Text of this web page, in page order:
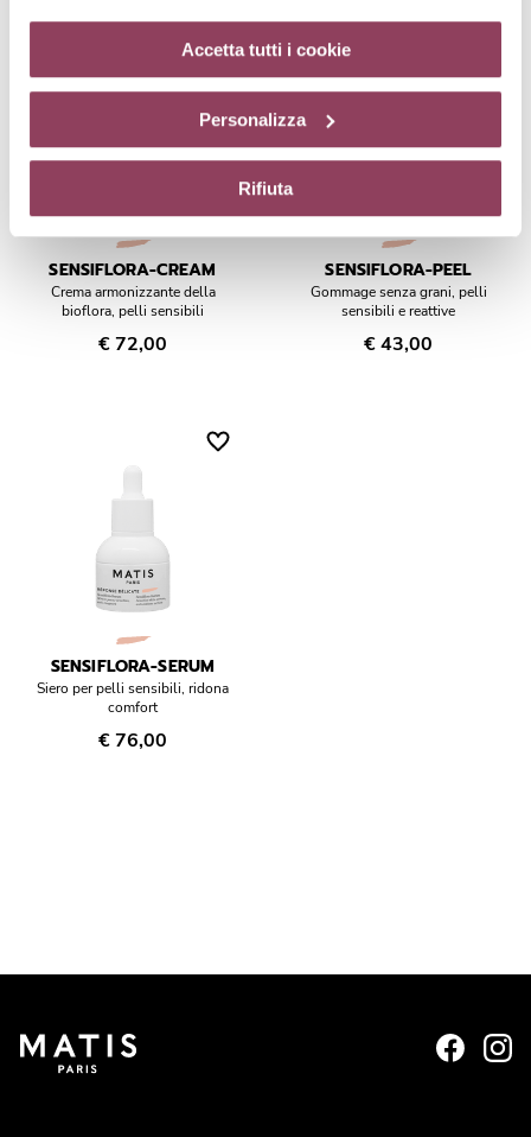
cookie di profilazione può negare il consenso sul tasto
“Rifiuta”. Chiudendo questo banner tramite l’apposito
comando “X” continuerai la navigazione del sito in
diversi da quelli tecnici.
Accetta tutti i cookie
Personalizza
Rifiuta
SENSIFLORA-CREAM
Crema armonizzante della
bioflora, pelli sensibili
€ 72,00
SENSIFLORA-PEEL
Gommage senza grani, pelli
sensibili e reattive
€ 43,00
SENSIFLORA-SERUM
Siero per pelli sensibili, ridona
comfort
€ 76,00